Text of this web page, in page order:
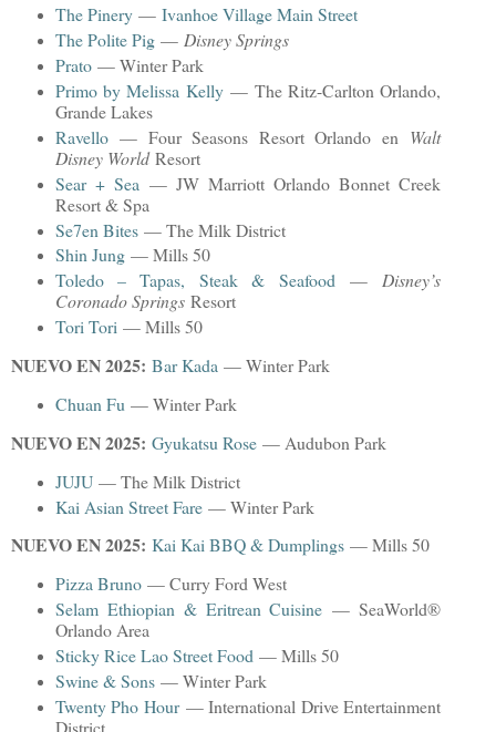
The Pinery— Ivanhoe Village Main Street
The Polite Pig— Disney Springs
Prato— Winter Park
Primo by Melissa Kelly— The Ritz-Carlton Orlando,
Grande Lakes
Ravello— Four Seasons Resort Orlando en Walt
Disney WorldResort
Sear + Sea — JW Marriott Orlando Bonnet Creek
Resort & Spa
Se7en Bites— The Milk District
Shin Jung— Mills 50
Toledo – Tapas, Steak & Seafood—Disney’s
Coronado Springs Resort
Tori Tori— Mills 50
NUEVO EN 2025: Bar Kada — Winter Park
Chuan Fu — Winter Park
NUEVO EN 2025: Gyukatsu Rose — Audubon Park
JUJU— The Milk District
Kai Asian Street Fare— Winter Park
NUEVO EN 2025: Kai Kai BBQ & Dumplings — Mills 50
Pizza Bruno— Curry Ford West
Selam Ethiopian & Eritrean Cuisine — SeaWorld®
Orlando Area
Sticky Rice Lao Street Food— Mills 50
Swine & Sons— Winter Park
Twenty Pho Hour— International Drive Entertainment
District